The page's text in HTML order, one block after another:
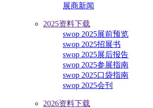
展商新闻
2025资料下载
swop 2025展前预览
swop 2025招展书
swop 2025展后报告
swop 2025参展指南
swop 2025口袋指南
swop 2025会刊
2026资料下载